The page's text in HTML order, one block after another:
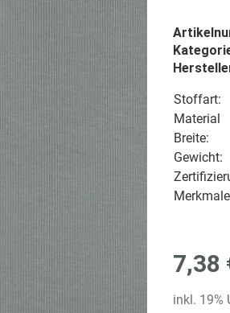
Stoffart:
Material
Breite:
Gewicht:
7,38
inkl. 19%